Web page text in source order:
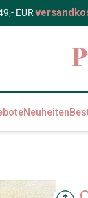
EUR
Neuheiten